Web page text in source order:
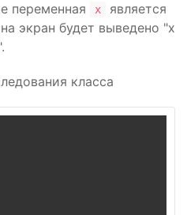
переменная
x
является
экран будет выведено "x
класса